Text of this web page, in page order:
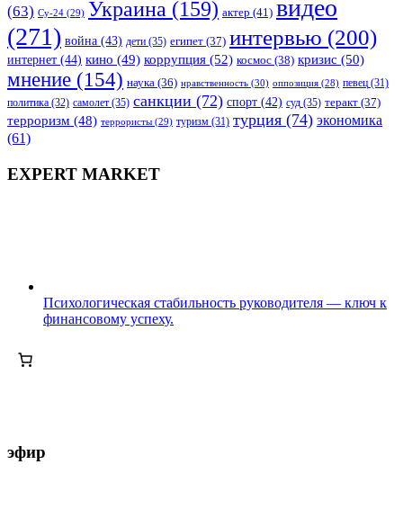
(63) Су-24 (29) Украина (159) актер (41) видео
(271) война (43) дети (35) египет (37) интервью (200)
интернет (44) кино (49) коррупция (52) космос (38) кризис (50)
мнение (154) наука (36) нравственность (30) оппозиция (28) певец (31)
политика (32) самолет (35) санкции (72) спорт (42) суд (35) теракт (37)
терроризм (48) террористы (29) туризм (31) турция (74) экономика
(61)
EXPERT MARKET
Психологическая стабильность руководителя — ключ к
финансовому успеху.
эфир